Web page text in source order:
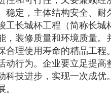
稳定，主体结构安全、耐
工长城杯工程（简称长城
，装修质量和环境质量。
合理使用寿命的精品工程
动行为。企业要立足提高
科技进步，实现一次成优